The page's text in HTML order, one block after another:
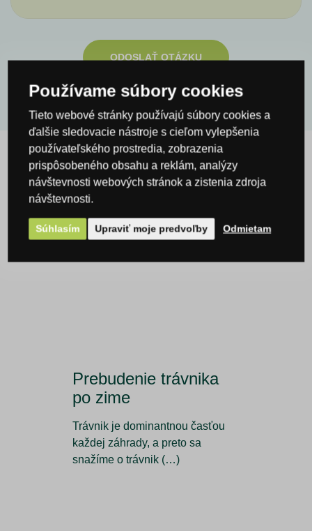
ODOSLAŤ OTÁZKU
Výrobky
Prebudenie trávnika
po zime
Trávnik je dominantnou časťou
každej záhrady, a preto sa
snažíme o trávnik (…)
Používame súbory cookies
Tieto webové stránky používajú súbory cookies a
ďalšie sledovacie nástroje s cieľom vylepšenia
používateľského prostredia, zobrazenia
prispôsobeného obsahu a reklám, analýzy
návštevnosti webových stránok a zistenia zdroja
návštevnosti.
Súhlasím Upraviť moje predvoľby Odmietam